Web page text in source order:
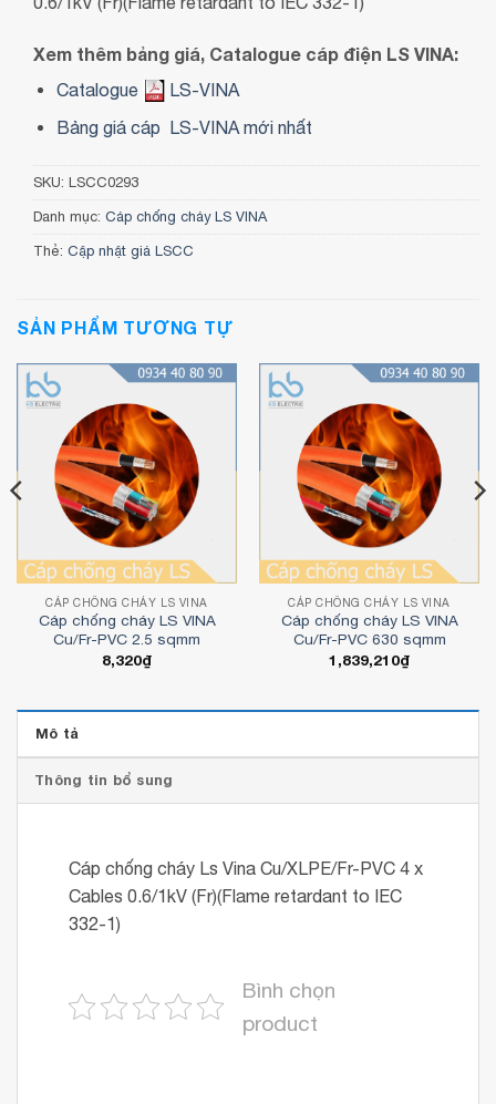
Xem thêm bảng giá, Catalogue cáp điện LS VINA:
Catalogue
LS-VINA
Bảng giá cáp LS-VINA mới nhất
SKU: LSCC0293
Danh mục: Cáp chống cháy LS VINA
Thẻ: Cập nhật giá LSCC
SẢN PHẨM TƯƠNG TỰ
CÁP CHỐNG CHÁY LS VINA
Cáp chống cháy LS VINA
Cu/Fr-PVC 2.5 sqmm
8,320₫
CÁP CHỐNG CHÁY LS VINA
Cáp chống cháy LS VINA
Cu/Fr-PVC 630 sqmm
1,839,210₫
Mô tả
Thông tin bổ sung
Cáp chống cháy Ls Vina Cu/XLPE/Fr-PVC 4 x
Cables 0.6/1kV (Fr)(Flame retardant to IEC
332-1)
Bình chọn
product